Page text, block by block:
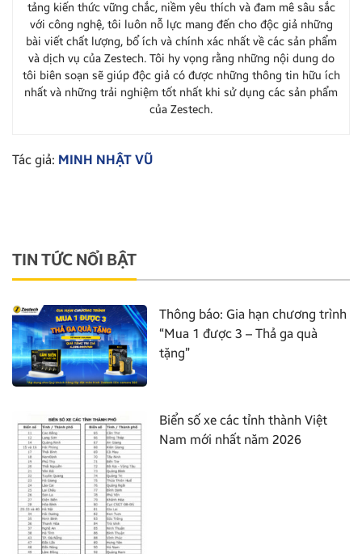
tảng kiến thức vững chắc, niềm yêu thích và đam mê sâu sắc
với công nghệ, tôi luôn nỗ lực mang đến cho độc giả những
bài viết chất lượng, bổ ích và chính xác nhất về các sản phẩm
và dịch vụ của Zestech. Tôi hy vọng rằng những nội dung do
tôi biên soạn sẽ giúp độc giả có được những thông tin hữu ích
nhất và những trải nghiệm tốt nhất khi sử dụng các sản phẩm
của Zestech.
Tác giả: MINH NHẬT VŨ
TIN TỨC NỔI BẬT
Thông báo: Gia hạn chương trình
“Mua 1 được 3 – Thả ga quà
tặng”
Biển số xe các tỉnh thành Việt
Nam mới nhất năm 2026